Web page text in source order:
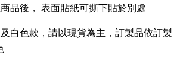
品後， 表面貼紙可撕下貼於別處
白色款，請以現貨為主，訂製品依訂製